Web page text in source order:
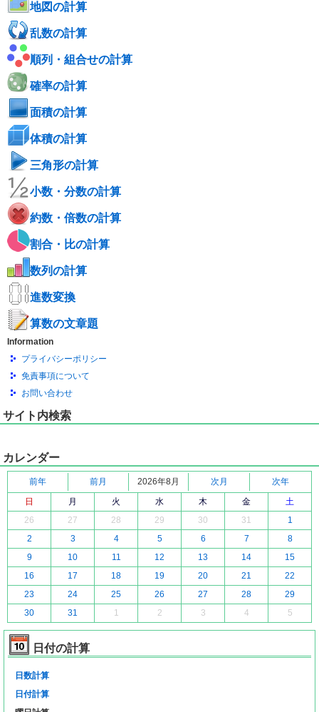
地図の計算
乱数の計算
順列・組合せの計算
確率の計算
面積の計算
体積の計算
三角形の計算
小数・分数の計算
約数・倍数の計算
割合・比の計算
数列の計算
進数変換
算数の文章題
Information
プライバシーポリシー
免責事項について
お問い合わせ
サイト内検索
カレンダー
前年 前月 2026年8月 次月
次年
日
月 火 水 木 金
土
26
27 28 29 30 31
1
2
3 4 5 6 7
8
9
10 11 12 13 14
15
16
17 18 19 20 21
22
23
24 25 26 27 28
29
30
31 1 2 3 4 5
日付の計算
日数計算
日付計算